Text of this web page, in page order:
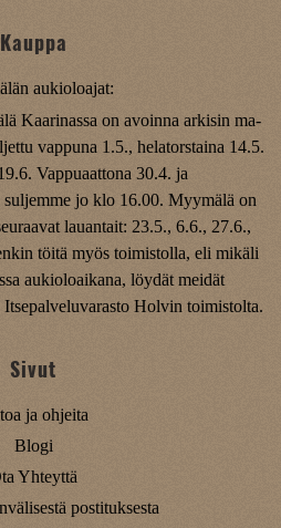
Kauppa
aukioloajat:
Kaarinassa on avoinna arkisin ma-
vappuna 1.5., helatorstaina 14.5.
Vappuaattona 30.4. ja
suljemme jo klo 16.00. Myymälä on
lauantait: 23.5., 6.6., 27.6.,
töitä myös toimistolla, eli mikäli
aukioloaikana, löydät meidät
Itsepalveluvarasto Holvin toimistolta.
Sivut
ja ohjeita
Blogi
Yhteyttä
postituksesta